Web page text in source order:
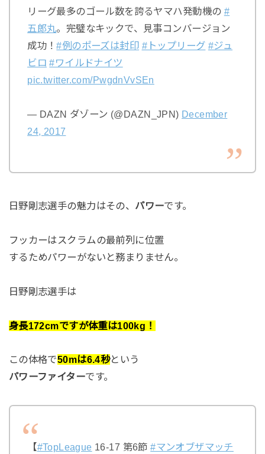
リーグ最多のゴール数を誇るヤマハ発動機の #
五郎丸。完璧なキックで、見事コンバージョン
成功！#例のポーズは封印 #トップリーグ #ジュ
ビロ #ワイルドナイツ
pic.twitter.com/PwgdnVvSEn
— DAZN ダゾーン (@DAZN_JPN) December
24, 2017
日野剛志選手の魅力はその、 パワーです。
フッカーはスクラムの最前列に位置
するためパワーがないと務まりません。
日野剛志選手は
身長172cmですが体重は100kg！
この体格で50mは6.4秒という
パワーファイターです。
【#TopLeague 16-17 第6節#マンオブザマッチ